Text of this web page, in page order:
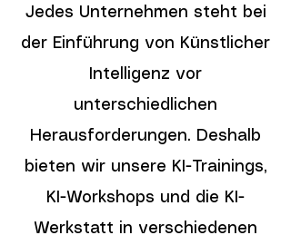
Jedes Unternehmen steht bei
der Einführung von Künstlicher
Intelligenz vor
unterschiedlichen
Herausforderungen. Deshalb
bieten wir unsere KI-Trainings,
KI-Workshops und die KI-
Werkstatt in verschiedenen